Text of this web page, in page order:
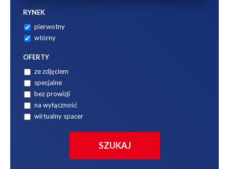
RYNEK
pierwotny
wtórny
OFERTY
ze zdjęciem
specjalne
bez prowizji
na wyłączność
wirtualny spacer